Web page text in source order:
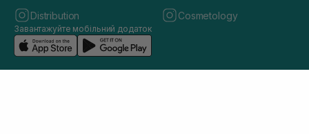
Distribution Cosmetology
Завантажуйте мобільний додаток